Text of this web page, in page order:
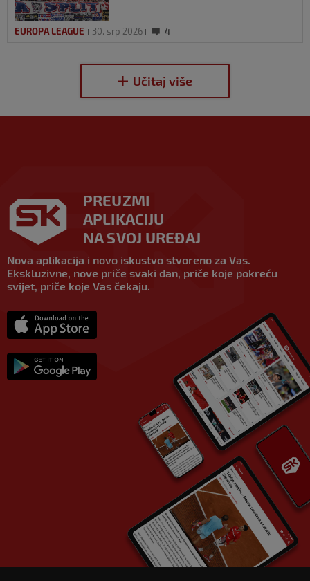
EUROPA LEAGUE 30. srp 2026 4
PREUZMI
APLIKACIJU
NA SVOJ UREĐAJ
Nova aplikacija i novo iskustvo stvoreno za Vas.
Ekskluzivne, nove priče svaki dan, priče koje pokreću
svijet, priče koje Vas čekaju.